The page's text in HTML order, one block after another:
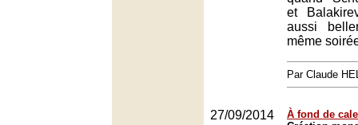
et
aussi
même
Par Claude
27/09/2014
À fond de cale